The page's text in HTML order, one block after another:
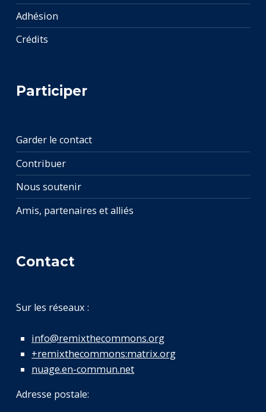
Adhésion
Crédits
Participer
Garder le contact
Contribuer
Nous soutenir
Amis, partenaires et alliés
Contact
Sur les réseaux :
info@remixthecommons.org
+remixthecommons:matrix.org
nuage.en-commun.net
Adresse postale: